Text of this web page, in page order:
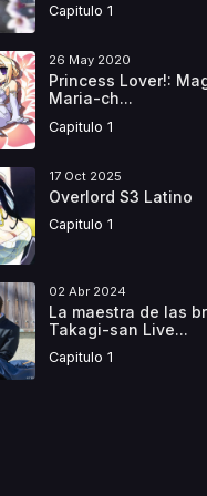
Capitulo 1
26 May 2020
Princess Lover!:
Maria-ch...
Capitulo 1
17 Oct 2025
Overlord S3 Latino
Capitulo 1
02 Abr 2024
La maestra de las
Takagi-san Live...
Capitulo 1